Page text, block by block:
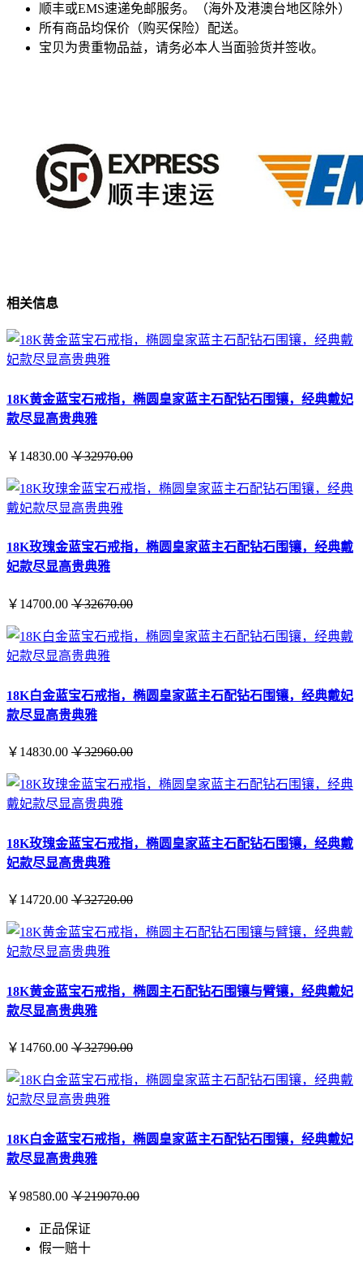
顺丰或EMS速递免邮服务。（海外及港澳台地区除外）
所有商品均保价（购买保险）配送。
宝贝为贵重物品益，请务必本人当面验货并签收。
相关信息
18K黄金蓝宝石戒指，椭圆皇家蓝主石配钻石围镶，经典戴妃
款尽显高贵典雅
￥14830.00 ￥32970.00
18K玫瑰金蓝宝石戒指，椭圆皇家蓝主石配钻石围镶，经典戴
妃款尽显高贵典雅
￥14700.00 ￥32670.00
18K白金蓝宝石戒指，椭圆皇家蓝主石配钻石围镶，经典戴妃
款尽显高贵典雅
￥14830.00 ￥32960.00
18K玫瑰金蓝宝石戒指，椭圆皇家蓝主石配钻石围镶，经典戴
妃款尽显高贵典雅
￥14720.00 ￥32720.00
18K黄金蓝宝石戒指，椭圆主石配钻石围镶与臂镶，经典戴妃
款尽显高贵典雅
￥14760.00 ￥32790.00
18K白金蓝宝石戒指，椭圆皇家蓝主石配钻石围镶，经典戴妃
款尽显高贵典雅
￥98580.00 ￥219070.00
正品保证
假一赔十